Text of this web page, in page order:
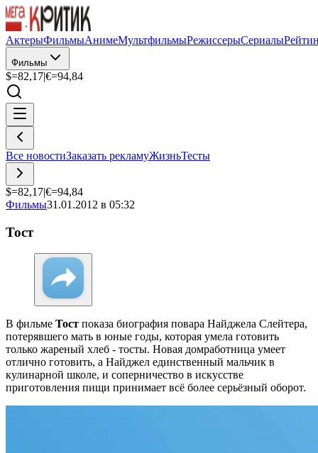
АктерыФильмыАнимеМультфильмыРежиссерыСериалы
Фильмы
$=82,17|€=94,84
Все новостиЗаказать рекламуЖизньТесты
$=82,17|€=94,84
Фильмы31.01.2012 в 05:32
Тост
В фильме Тост показа биография повара Найджела Слейтера,
потерявшего мать в юные годы, которая умела готовить
только жареный хлеб - тосты. Новая домработница умеет
отлично готовить, а Найджел единственный мальчик в
кулинарной школе, и соперничество в искусстве
приготовления пищи принимает всё более серьёзный оборот.